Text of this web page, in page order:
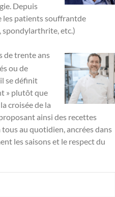
Depuis
les patients souffrantde
etc.)
de trente ans
ou de
se définit
» plutôt que
croisée de la
ainsi des recettes
au quotidien, ancrées dans
les saisons et le respect du